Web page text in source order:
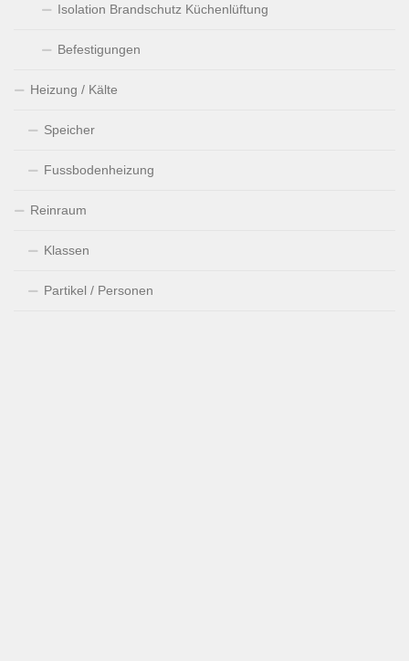
Isolation Brandschutz Küchenlüftung
Befestigungen
Heizung / Kälte
Speicher
Fussbodenheizung
Reinraum
Klassen
Partikel / Personen